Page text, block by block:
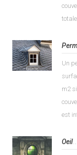
Un
m2
est
Oeil...